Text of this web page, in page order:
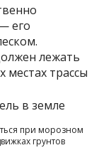
его
лежать
трассы
при морозном
грунтов